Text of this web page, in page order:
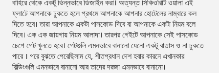
বাহিরে থেকে একটু ভিন্নভাবে ডিজাইন করা। অত্যন্ত সিকিওরিটি ওয়ালা এই
ফ্লাটে আপনাকে ঢুকতে হলে প্রথমে আপনাকে আপনার হোটেলের নাম্বারে কল
দিতে হবে। তারা আপনাকে একটা পাসকোড দিবে বা আপনাকে একটা নিয়ম বলে
দিবে। এক এক জায়গায় নিয়ম আলাদা। তারপর গেইটে আপনাকে সেই পাসকোড
চেপে গেট খুলতে হবে। গেটগুলি এমনভাবে বানানো যেনো একটু বাতাস ও না ঢুকতে
পারে । পরে বুঝতে পেরেছিলাম যে, শীতপ্রধান দেশ হবার কারনে এখানকার
বিল্ডিংগুলি এমনভাবে বানানো আর তাদের দরজা এমনভাবে বানানো।